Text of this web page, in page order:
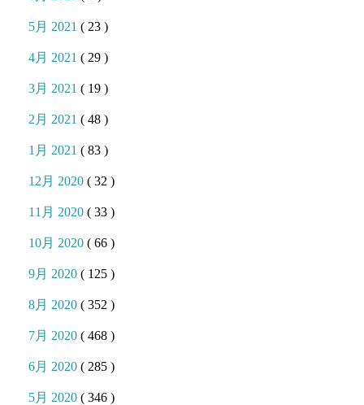
5月 2021( 23 )
4月 2021( 29 )
3月 2021( 19 )
2月 2021( 48 )
1月 2021( 83 )
12月 2020( 32 )
11月 2020( 33 )
10月 2020( 66 )
9月 2020( 125 )
8月 2020( 352 )
7月 2020( 468 )
6月 2020( 285 )
5月 2020( 346 )